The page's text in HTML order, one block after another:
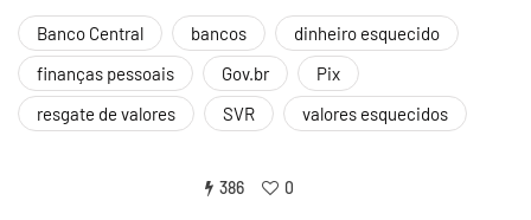
Banco Central bancos
dinheiro esquecido
finanças pessoais
Gov.br
Pix
resgate de valores
SVR valores esquecidos
386 0